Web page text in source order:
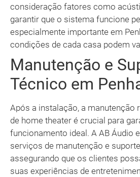
consideração fatores como
garantir que o sistema funcione
especialmente importante em
condições de cada casa podem
Manutenção e
Técnico em
Após a instalação, a manutenção
de home theater é crucial para
funcionamento ideal. A AB Áudio
serviços de manutenção e
assegurando que os clientes
suas experiências de